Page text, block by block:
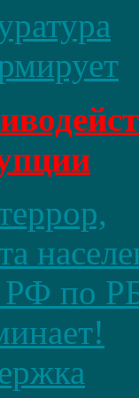
по